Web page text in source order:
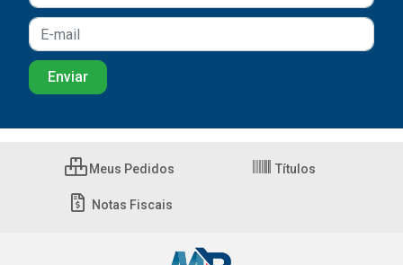
Meus Pedidos Títulos
Notas Fiscais